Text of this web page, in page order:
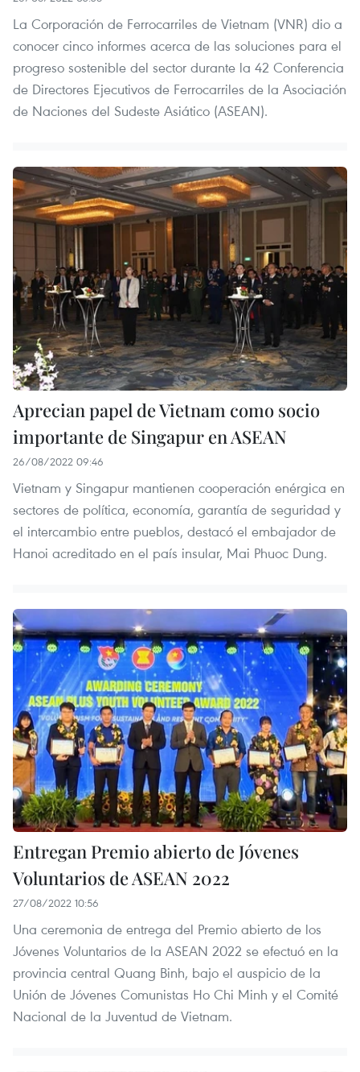
La Corporación de Ferrocarriles de Vietnam (VNR) dio a
conocer cinco informes acerca de las soluciones para el
progreso sostenible del sector durante la 42 Conferencia
de Directores Ejecutivos de Ferrocarriles de la Asociación
de Naciones del Sudeste Asiático (ASEAN).
Aprecian papel de Vietnam como socio
importante de Singapur en ASEAN
26/08/2022 09:46
Vietnam y Singapur mantienen cooperación enérgica en
sectores de política, economía, garantía de seguridad y
el intercambio entre pueblos, destacó el embajador de
Hanoi acreditado en el país insular, Mai Phuoc Dung.
Entregan Premio abierto de Jóvenes
Voluntarios de ASEAN 2022
27/08/2022 10:56
Una ceremonia de entrega del Premio abierto de los
Jóvenes Voluntarios de la ASEAN 2022 se efectuó en la
provincia central Quang Binh, bajo el auspicio de la
Unión de Jóvenes Comunistas Ho Chi Minh y el Comité
Nacional de la Juventud de Vietnam.